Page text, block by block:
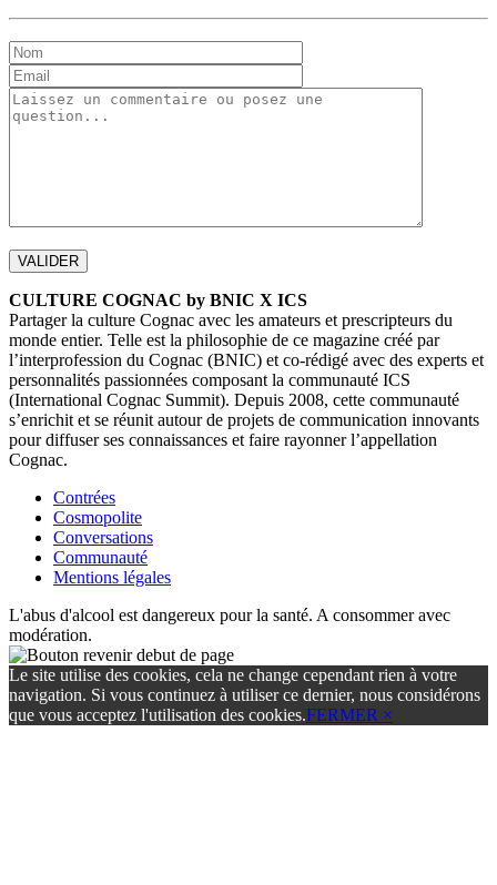
CULTURE COGNAC by BNIC X ICS
Partager la culture Cognac avec les amateurs et prescripteurs du
monde entier. Telle est la philosophie de ce magazine créé par
l’interprofession du Cognac (BNIC) et co-rédigé avec des experts et
personnalités passionnées composant la communauté ICS
(International Cognac Summit). Depuis 2008, cette communauté
s’enrichit et se réunit autour de projets de communication innovants
pour diffuser ses connaissances et faire rayonner l’appellation
Cognac.
Contrées
Cosmopolite
Conversations
Communauté
Mentions légales
L'abus d'alcool est dangereux pour la santé. A consommer avec
modération.
Le site utilise des cookies, cela ne change cependant rien à votre
navigation. Si vous continuez à utiliser ce dernier, nous considérons
que vous acceptez l'utilisation des cookies.FERMER ×